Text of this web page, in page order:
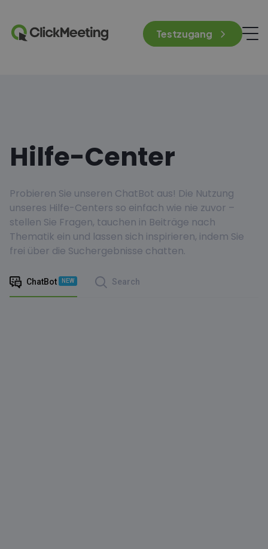
Testzugang
Hilfe-Center
Probieren Sie unseren ChatBot aus! Die Nutzung
unseres Hilfe-Centers so einfach wie nie zuvor –
stellen Sie Fragen, tauchen in Beiträge nach
Thematik ein und lassen sich inspirieren, indem Sie
frei über die Suchergebnisse chatten.
ChatBot NEW Search